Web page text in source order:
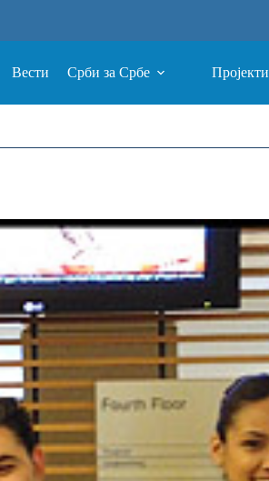
Вести Срби за Србе Пројекти